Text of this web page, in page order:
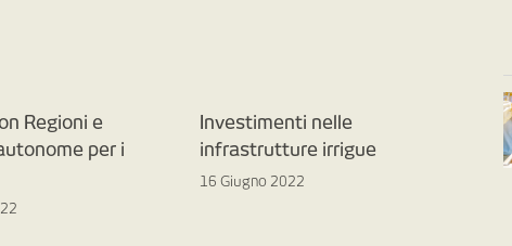
Regioni e
per i
Investimenti nelle
infrastrutture irrigue
16 Giugno 2022